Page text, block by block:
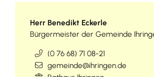
Herr Benedikt Eckerle
Bürgermeister der Gemeinde
(0 76 68) 71 08-21
gemeinde@ihringen.de